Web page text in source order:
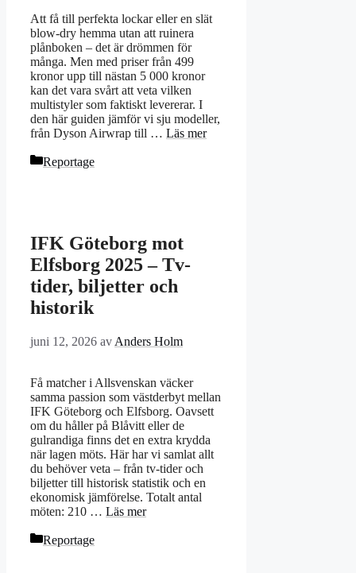
Att få till perfekta lockar eller en slät
blow-dry hemma utan att ruinera
plånboken – det är drömmen för
många. Men med priser från 499
kronor upp till nästan 5 000 kronor
kan det vara svårt att veta vilken
multistyler som faktiskt levererar. I
den här guiden jämför vi sju modeller,
från Dyson Airwrap till … Läs mer
Kategorier
Reportage
IFK Göteborg mot
Elfsborg 2025 – Tv-
tider, biljetter och
historik
juni 12, 2026 av Anders Holm
Få matcher i Allsvenskan väcker
samma passion som västderbyt mellan
IFK Göteborg och Elfsborg. Oavsett
om du håller på Blåvitt eller de
gulrandiga finns det en extra krydda
när lagen möts. Här har vi samlat allt
du behöver veta – från tv-tider och
biljetter till historisk statistik och en
ekonomisk jämförelse. Totalt antal
möten: 210 … Läs mer
Kategorier
Reportage